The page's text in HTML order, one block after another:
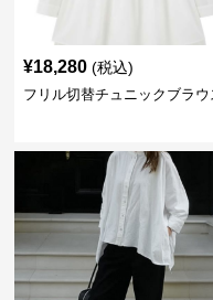
¥18,280 (税込)
フリル切替チュニックブラウ